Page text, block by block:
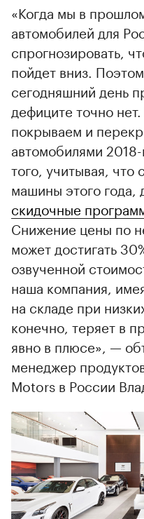
«Когда мы в
автомобилей для
спрогнозировать,
пойдет вниз.
сегодняшний день
дефиците точно
покрываем и
автомобилями
того, учитывая, что
машины этого года,
скидочные
Снижение цены по
может достигать
озвученной
наша компания,
на складе при
конечно, теряет в
явно в плюсе», —
менеджер
Motors в России